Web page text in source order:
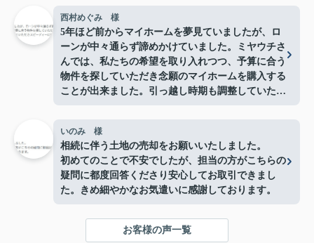
だと思います。
また何かありましたらよろしくお願い致します。
この度はありがとうございました。
西村めぐみ 様
5年ほど前からマイホームを夢見ていましたが、ロ
ーンが中々通らず諦めかけていました。ミヤウチさ
んでは、私たちの希望を取り入れつつ、予算に合う
物件を探していただき念願のマイホームを購入する
ことが出来ました。引っ越し時期も調整していただ
いのみ 様
相続に伴う土地の売却をお願いいたしました。
初めてのことで不安でしたが、担当の方がこちらの
疑問に都度回答くださり安心してお取引できまし
た。きめ細やかなお気遣いに感謝しております。
お客様の声一覧